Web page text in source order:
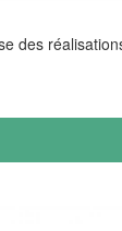
des